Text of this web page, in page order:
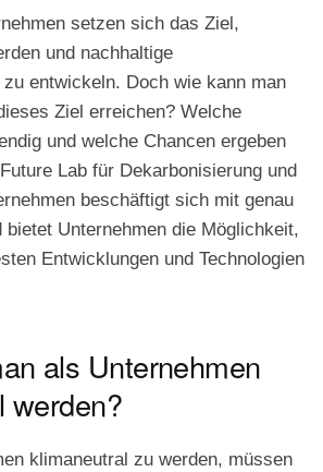
Lab
Dekarbonisierung
–
Unternehmen
setzen sich das Ziel,
und nachhaltige
entwickeln. Doch wie kann man
Ziel erreichen? Welche
und welche Chancen ergeben
Lab für Dekarbonisierung und
beschäftigt sich mit genau
bietet Unternehmen die Möglichkeit,
Entwicklungen und Technologien
als Unternehmen
werden?
klimaneutral zu werden, müssen